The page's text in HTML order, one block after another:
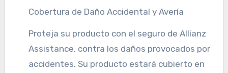
Cobertura de Daño Accidental y Avería
Proteja su producto con el seguro de Allianz
Assistance, contra los daños provocados por
accidentes. Su producto estará cubierto en